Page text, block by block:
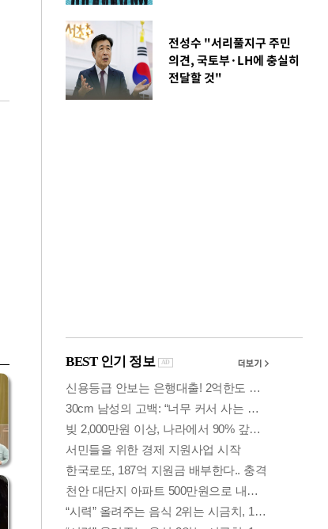
전성수 "서리풀지구 주민
의견, 국토부·LH에 충실히
전달할 것"